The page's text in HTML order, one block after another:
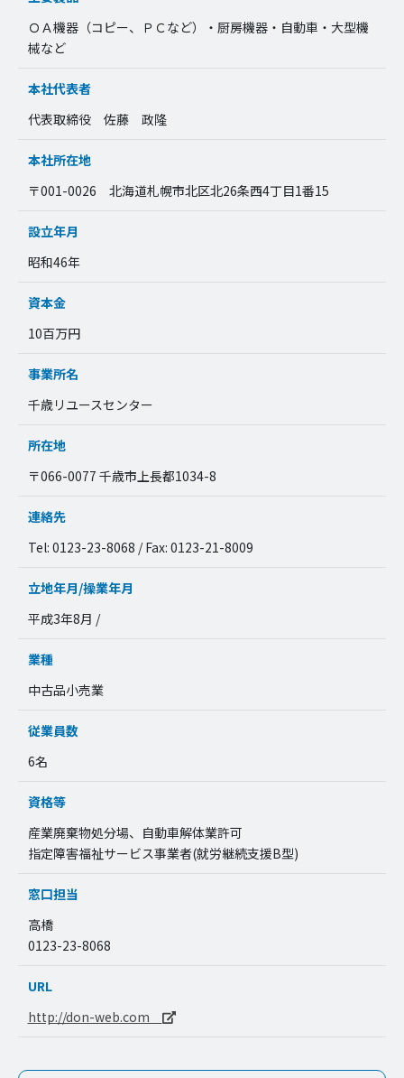
ＯＡ機器（コピー、ＰＣなど）・厨房機器・自動車・大型機
械など
本社代表者
代表取締役 佐藤 政隆
本社所在地
〒001-0026 北海道札幌市北区北26条西4丁目1番15
設立年月
昭和46年
資本金
10百万円
事業所名
千歳リユースセンター
所在地
〒066-0077 千歳市上長都1034-8
連絡先
Tel: 0123-23-8068 / Fax: 0123-21-8009
立地年月/操業年月
平成3年8月 /
業種
中古品小売業
従業員数
6名
資格等
産業廃棄物処分場、自動車解体業許可
指定障害福祉サービス事業者(就労継続支援B型)
窓口担当
高橋
0123-23-8068
URL
http://don-web.com